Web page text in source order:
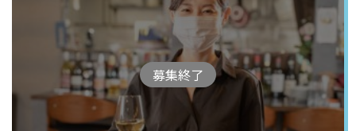
募集終了